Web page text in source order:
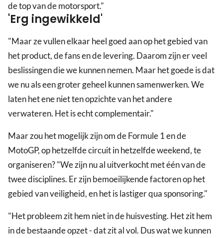
de top van de motorsport."
'Erg ingewikkeld'
"Maar ze vullen elkaar heel goed aan op het gebied van
het product, de fans en de levering. Daarom zijn er veel
beslissingen die we kunnen nemen. Maar het goede is dat
we nu als een groter geheel kunnen samenwerken. We
laten het ene niet ten opzichte van het andere
verwateren. Het is echt complementair."
Maar zou het mogelijk zijn om de Formule 1 en de
MotoGP, op hetzelfde circuit in hetzelfde weekend, te
organiseren? "We zijn nu al uitverkocht met één van de
twee disciplines. Er zijn bemoeilijkende factoren op het
gebied van veiligheid, en het is lastiger qua sponsoring."
"Het probleem zit hem niet in de huisvesting. Het zit hem
in de bestaande opzet - dat zit al vol. Dus wat we kunnen